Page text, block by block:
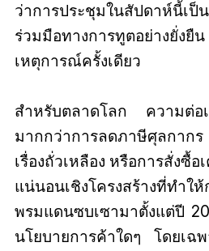
ว่าการประชุมในสัปดาห์นี้เป็
ร่วมมือทางการทูตอย่าง
เหตุการณ์ครั้งเดียว
สำหรับตลาดโลก ความต่อ
มากกว่าการลดภาษีศุลกา
เรื่องถั่วเหลือง หรือการสั่งซื้
แน่นอนเชิงโครงสร้างที่ทำใ
พรมแดนซบเซามาตั้งแต่ปี
นโยบายการค้าใดๆ โดยเฉ